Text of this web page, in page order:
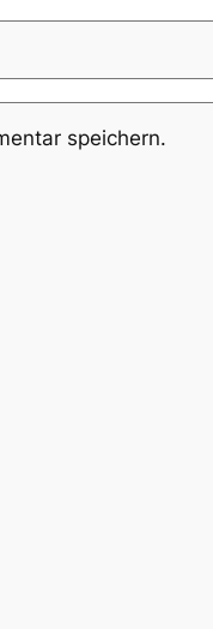
speichern.